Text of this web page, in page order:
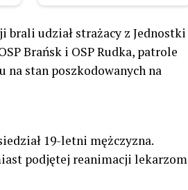
brali udział strażacy z Jednostki
Brańsk i OSP Rudka, patrole
na stan poszkodowanych na
19-letni mężczyzna.
podjętej reanimacji lekarzom